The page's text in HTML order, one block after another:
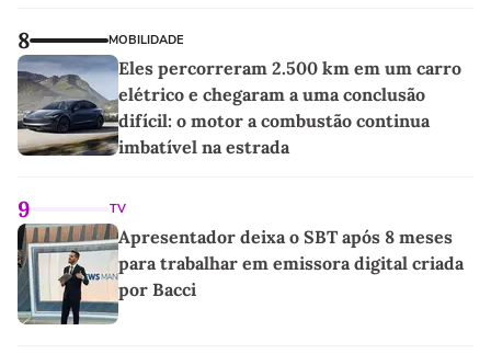
8 MOBILIDADE
Eles percorreram 2.500 km em um carro
elétrico e chegaram a uma conclusão
difícil: o motor a combustão continua
imbatível na estrada
9 TV
Apresentador deixa o SBT após 8 meses
para trabalhar em emissora digital criada
por Bacci